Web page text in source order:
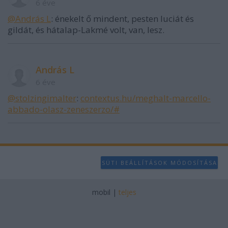
@András L: énekelt ő mindent, pesten luciát és
gildát, és hátalap-Lakmé volt, van, lesz.
András L
@stolzingimalter: contextus.hu/meghalt-marcello-
abbado-olasz-zeneszerzo/#
SÜTI BEÁLLÍTÁSOK MÓDOSÍTÁSA
mobil | teljes